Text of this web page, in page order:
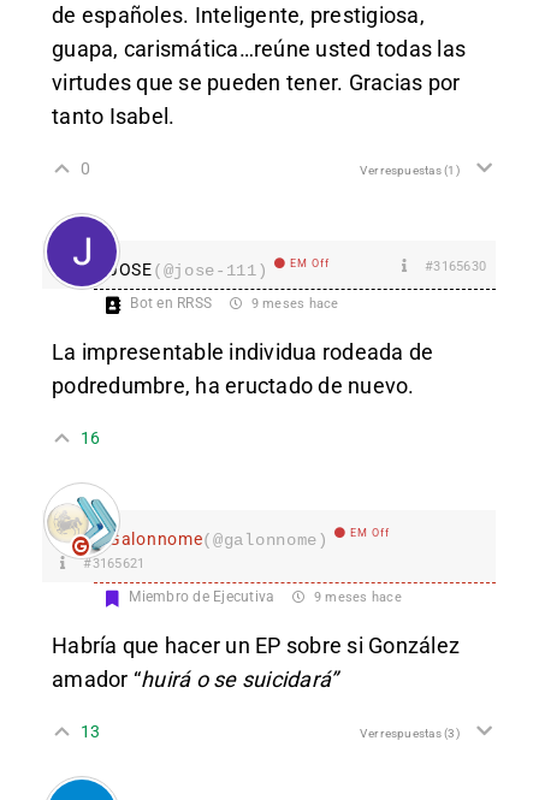
de españoles. Inteligente, prestigiosa,
guapa, carismática…reúne usted todas las
virtudes que se pueden tener. Gracias por
tanto Isabel.
0 Ver respuestas(1)
JOSE(@jose-111) EM Off #3165630
Bot en RRSS 9 meses hace
La impresentable individua rodeada de
podredumbre, ha eructado de nuevo.
16
Galonnome(@galonnome) EM Off
#3165621
Miembro de Ejecutiva 9 meses hace
Habría que hacer un EP sobre si González
amador “huirá o se suicidará”
13 Ver respuestas(3)